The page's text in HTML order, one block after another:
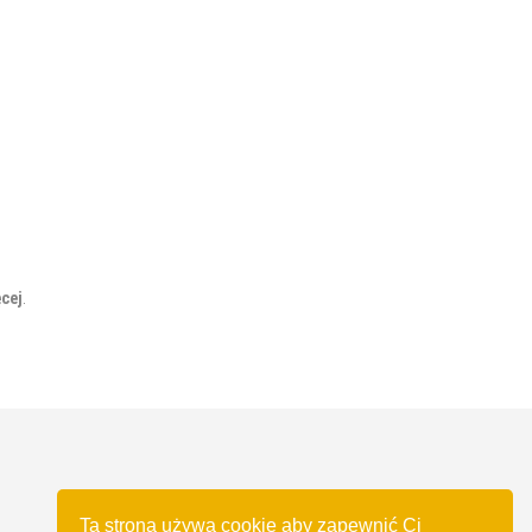
.
Ta strona używa cookie aby zapewnić Ci